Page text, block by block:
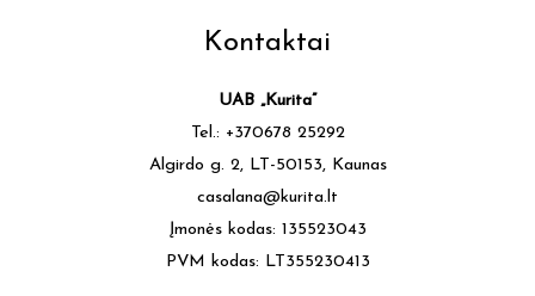
Kontaktai
UAB „Kurita”
Tel.: +370678 25292
Algirdo g. 2, LT-50153, Kaunas
casalana@kurita.lt
Įmonės kodas: 135523043
PVM kodas: LT355230413